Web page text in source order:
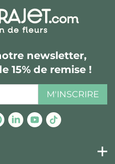
newsletter,
15% de remise !
M'INSCRIRE